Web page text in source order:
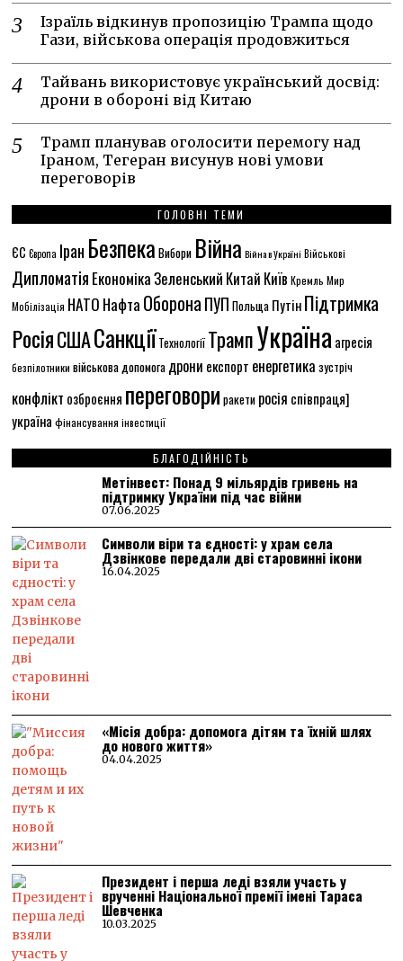
Ізраїль відкинув пропозицію Трампа щодо
Гази, військова операція продовжиться
Тайвань використовує український досвід:
дрони в обороні від Китаю
Трамп планував оголосити перемогу над
Іраном, Тегеран висунув нові умови
переговорів
ГОЛОВНІ ТЕМИ
ЄС Європа Іран Безпека Вибори Війна Війна в Україні Військові
Дипломатія ЕкономікаЗеленський Китай Київ Кремль Мир
Мобілізація НАТО Нафта ОборонаПУП Польща ПутінПідтримка
РосіяСШАСанкціїТехнологіїТрампУкраїна агресія
безпілотники військова допомога дрони експорт енергетика зустріч
конфлікт озброєння переговори ракети росія співпраця]
україна фінансування інвестиції
БЛАГОДІЙНІСТЬ
Метінвест: Понад 9 мільярдів гривень на
підтримку України під час війни
07.06.2025
Символи віри та єдності: у храм села
Дзвінкове передали дві старовинні ікони
16.04.2025
«Місія добра: допомога дітям та їхній шлях
до нового життя»
04.04.2025
Президент і перша леді взяли участь у
врученні Національної премії імені Тараса
Шевченка
10.03.2025